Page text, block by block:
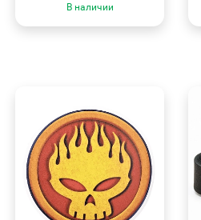
В наличии